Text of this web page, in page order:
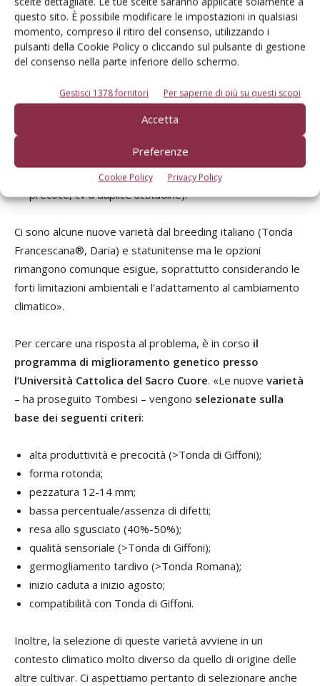
questo sito. È possibile modificare le impostazioni in qualsiasi
momento, compreso il ritiro del consenso, utilizzando i
pulsanti della Cookie Policy o cliccando sul pulsante di gestione
del consenso nella parte inferiore dello schermo.
Gestisci 1378 fornitori Per saperne di più su questi scopi
Accetta
Preferenze
Cookie Policy Privacy Policy
Tonda Gentile delle Langhe(produttività,
Tonda Gentile Romana(scarsa vigoria, caduta tardiva);
(bassa resa allo sgusciato, germogliamento
(germogliamento precoce);
Fertile de Coutard-Barcelona(germogliamento
precoce, cv a duplice attitudine).
Ci sono alcune nuove varietà dal breeding italiano (Tonda
Francescana®, Daria) e statunitense ma le opzioni
rimangono comunque esigue, soprattutto considerando le
forti limitazioni ambientali e l’adattamento al cambiamento
climatico».
Per cercare una risposta al problema, è in corso il
programma di miglioramento genetico presso
l’Università Cattolica del Sacro Cuore. «Le nuove varietà
– ha proseguito Tombesi – vengono selezionate sulla
base dei seguenti criteri:
alta produttività e precocità (>Tonda di Giffoni);
forma rotonda;
pezzatura 12-14 mm;
bassa percentuale/assenza di difetti;
resa allo sgusciato (40%-50%);
qualità sensoriale (>Tonda di Giffoni);
germogliamento tardivo (>Tonda Romana);
inizio caduta a inizio agosto;
compatibilità con Tonda di Giffoni.
Inoltre, la selezione di queste varietà avviene in un
contesto climatico molto diverso da quello di origine delle
altre cultivar. Ci aspettiamo pertanto di selezionare anche